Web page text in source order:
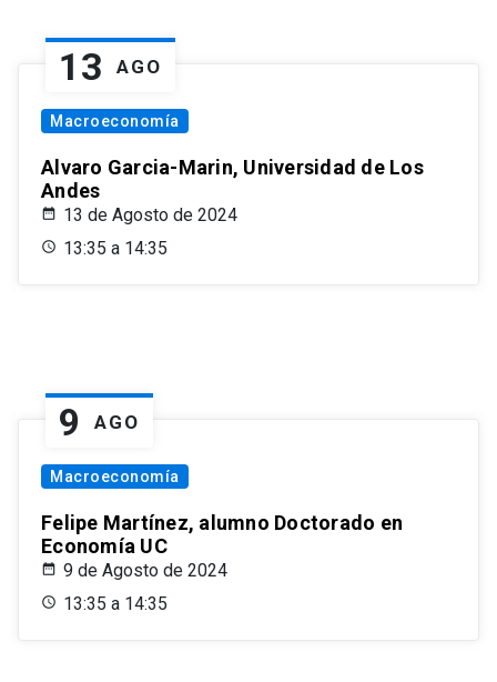
13 AGO
Macroeconomía
Alvaro Garcia-Marin, Universidad de Los
Andes
13 de Agosto de 2024
13:35 a 14:35
9 AGO
Macroeconomía
Felipe Martínez, alumno Doctorado en
Economía UC
9 de Agosto de 2024
13:35 a 14:35